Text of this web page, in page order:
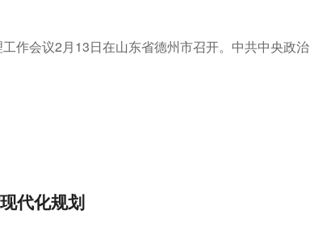
作会议2月13日在山东省德州市召开。中共中央政治
代化规划